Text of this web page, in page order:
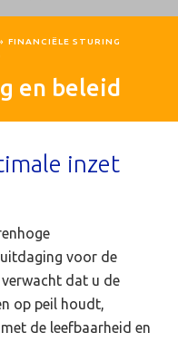
FINANCIËLE STURING
en beleid
inzet
voor de
dat u de
op peil houdt,
de leefbaarheid en